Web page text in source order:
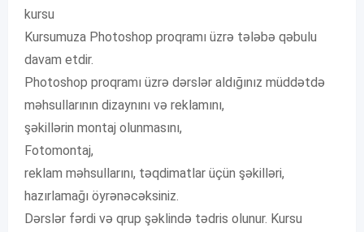
kursu
Kursumuza Photoshop proqramı üzrə tələbə qəbulu
davam etdir.
Photoshop proqramı üzrə dərslər aldığınız müddətdə
məhsullarının dizaynını və reklamını,
şəkillərin montaj olunmasını,
Fotomontaj,
reklam məhsullarını, təqdimatlar üçün şəkilləri,
hazırlamağı öyrənəcəksiniz.
Dərslər fərdi və qrup şəklində tədris olunur. Kursu